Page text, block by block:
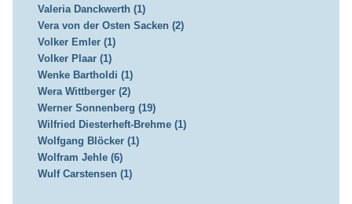
Valeria Danckwerth (1)
Vera von der Osten Sacken (2)
Volker Emler (1)
Volker Plaar (1)
Wenke Bartholdi (1)
Wera Wittberger (2)
Werner Sonnenberg (19)
Wilfried Diesterheft-Brehme (1)
Wolfgang Blöcker (1)
Wolfram Jehle (6)
Wulf Carstensen (1)